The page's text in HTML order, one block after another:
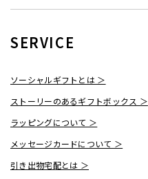
SERVICE
ソーシャルギフトとは ＞
ストーリーのあるギフトボックス ＞
ラッピングについて ＞
メッセージカードについて ＞
引き出物宅配とは ＞